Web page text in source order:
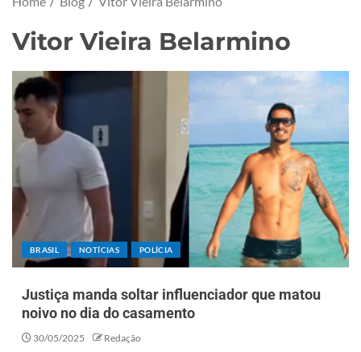
Vitor Vieira Belarmino
BRASIL NOTÍCIAS POLÍCIA
Justiça manda soltar influenciador que matou
noivo no dia do casamento
30/05/2025 Redação